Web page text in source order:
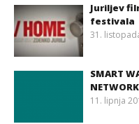
Juriljev
festivala
31.
SMART
11. lipnja